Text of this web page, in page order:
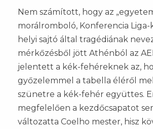
Nem számított, hogy az
morálromboló, Konferencia Liga-
helyi sajtó által tragédiának
mérkőzésből jött Athénból az
jelentett a kék-fehéreknek az,
győzelemmel a tabella éléről
szünetre a kék-fehér együttes.
megfelelően a kezdőcsapatot
változatta Coelho mester, hisz